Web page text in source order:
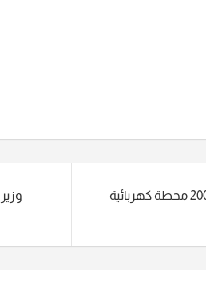
السوداني يعلن افتتاح وتشغيل 200 محطة كهربائية